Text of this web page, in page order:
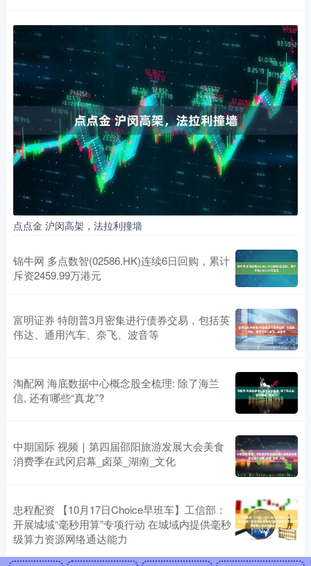
点点金 沪闵高架，法拉利撞墙
锦牛网 多点数智(02586.HK)连续6日回购，累计
斥资2459.99万港元
富明证券 特朗普3月密集进行债券交易，包括英
伟达、通用汽车、奈飞、波音等
淘配网 海底数据中心概念股全梳理: 除了海兰
信, 还有哪些“真龙”?
中期国际 视频｜第四届邵阳旅游发展大会美食
消费季在武冈启幕_卤菜_湖南_文化
忠程配资 【10月17日Choice早班车】工信部：
开展城域“毫秒用算”专项行动 在城域内提供毫秒
级算力资源网络通达能力